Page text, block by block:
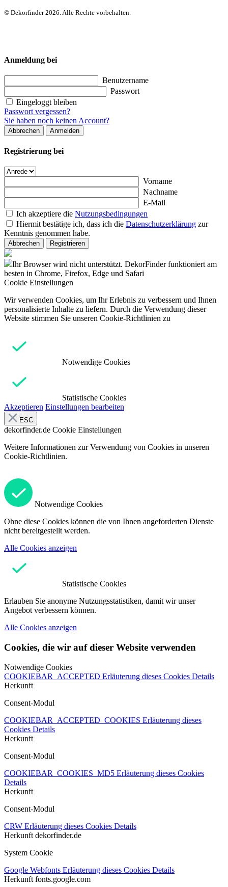
© Dekorfinder 2026. Alle Rechte vorbehalten.
Anmeldung bei
Benutzername
Passwort
Eingeloggt bleiben
Passwort vergessen?
Sie haben noch keinen Account?
Abbrechen Anmelden
Registrierung bei
Vorname
Nachname
E-Mail
Ich akzeptiere die Nutzungsbedingungen
Hiermit bestätige ich, dass ich die Datenschutzerklärung zur
Kenntnis genommen habe.
Abbrechen Registrieren
Ihr Browser wird nicht unterstützt. DekorFinder funktioniert am
besten in Chrome, Firefox, Edge und Safari
Cookie Einstellungen
Wir verwenden Cookies, um Ihr Erlebnis zu verbessern und Ihnen
personalisierte Inhalte zu liefern. Durch die Verwendung dieser
Website stimmen Sie unseren Cookie-Richtlinien zu
Notwendige Cookies
Statistische Cookies
Akzeptieren Einstellungen bearbeiten
ESC
dekorfinder.de Cookie Einstellungen
Weitere Informationen zur Verwendung von Cookies in unseren
Cookie-Richtlinien.
Notwendige Cookies
Ohne diese Cookies können die von Ihnen angeforderten Dienste
nicht bereitgestellt werden.
Alle Cookies anzeigen
Statistische Cookies
Erlauben Sie anonyme Nutzungsstatistiken, damit wir unser
Angebot verbessern können.
Alle Cookies anzeigen
Cookies, die wir auf dieser Website verwenden
Notwendige Cookies
COOKIEBAR_ACCEPTED Erläuterung dieses Cookies Details
Herkunft
Consent-Modul
COOKIEBAR_ACCEPTED_COOKIES Erläuterung dieses
Cookies Details
Herkunft
Consent-Modul
COOKIEBAR_COOKIES_MD5 Erläuterung dieses Cookies
Details
Herkunft
Consent-Modul
CRW Erläuterung dieses Cookies Details
Herkunft dekorfinder.de
System Cookie
Google Webfonts Erläuterung dieses Cookies Details
Herkunft fonts.google.com